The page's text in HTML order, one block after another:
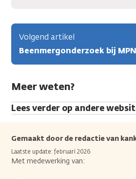
Volgend artikel
Beenmergonderzoek bij MPN
Meer weten?
Lees verder op andere
Gemaakt door de redactie van
Laatste update: februari 2026
Met medewerking van: